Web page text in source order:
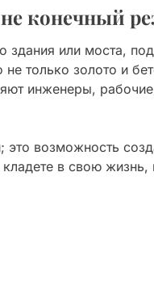
конечный
или моста,
только золото и
инженеры,
возможность
в свою жизнь,